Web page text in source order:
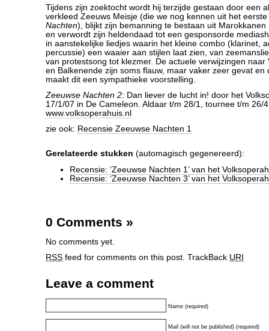
Tijdens zijn zoektocht wordt hij terzijde gestaan door een
verkleed Zeeuws Meisje (die we nog kennen uit het
Nachten), blijkt zijn bemanning te bestaan uit
en verwordt zijn heldendaad tot een gesponsorde
in aanstekelijke liedjes waarin het kleine combo (klarinet,
percussie) een waaier aan stijlen laat zien, van
van protestsong tot klezmer. De actuele verwijzingen naar
en Balkenende zijn soms flauw, maar vaker zeer gevat en
maakt dit een sympathieke voorstelling.
Zeeuwse Nachten 2: Dan liever de lucht in! door het
17/1/07 in De Cameleon. Aldaar t/m 28/1, tournee t/m 26/
www.volksoperahuis.nl
zie ook: Recensie Zeeuwse Nachten 1
Gerelateerde stukken (automagisch gegenereerd):
Recensie: ‘Zeeuwse Nachten 1’ van het
Recensie: ‘Zeeuwse Nachten 3’ van het
0 Comments »
No comments yet.
RSS feed for comments on this post. TrackBack URI
Leave a comment
Name (required)
Mail (will not be published) (required)